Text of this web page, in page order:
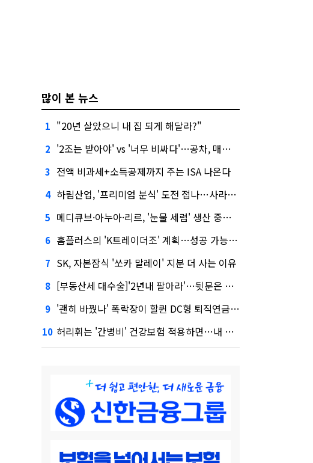
많이 본 뉴스
1 "20년 살았으니 내 집 되게 해달라?"
2 '2조는 받아야' vs '너무 비싸다'…공차, 매각 성공할까
3 전액 비과세+소득공제까지 주는 ISA 나온다
4 하림산업, '프리미엄 분식' 도전 접나…사라진 '멜팅피스'
5 메디큐브·아누아·리르, '눈물 세럼' 생산 중단한다
6 홈플러스의 'K트레이더조' 계획…성공 가능성은 '글쎄'
7 SK, 자본잠식 '쏘카 말레이' 지분 더 사는 이유
8 [부동산세 대수술]'2년내 팔아라'…뒷문은 열었다
9 '괜히 바꿨나' 폭락장이 할퀸 DC형 퇴직연금…전문가 조언은
10 허리휘는 '간병비' 건강보험 적용하면…내 간병보험은?